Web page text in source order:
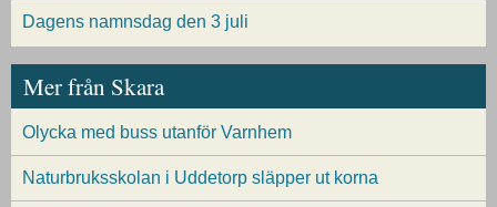
Dagens namnsdag den 3 juli
Mer från Skara
Olycka med buss utanför Varnhem
Naturbruksskolan i Uddetorp släpper ut korna